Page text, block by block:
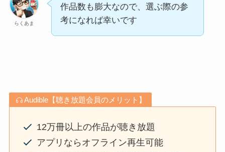
らくあま
作品数も膨大なので、選ぶ際の参
考になれば幸いです
Audible【聴き放題会員のメリット】
12万冊以上の作品が聴き放題
アプリならオフライン再生可能